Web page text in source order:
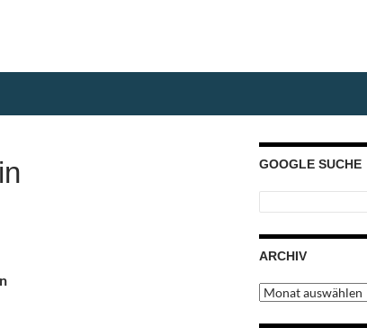
GOOGLE SUCHE
ARCHIV
Archiv